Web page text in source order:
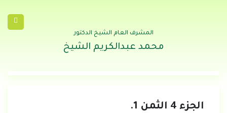
المشرف العام الشيخ الدكتور
محمد عبدالكريم الشيخ
الجزء 4 الثمن 1.